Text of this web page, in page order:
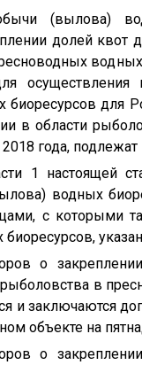
(вылова)
долей квот
осуществления
для
в области
года,
1 настоящей
водных
с которыми
о
в
и заключаются
объекте на
о